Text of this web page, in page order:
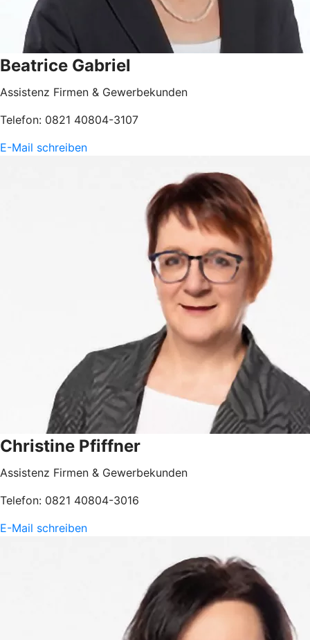
Beatrice Gabriel
Assistenz Firmen & Gewerbekunden
Telefon: 0821 40804-3107
E-Mail schreiben
Christine Pfiffner
Assistenz Firmen & Gewerbekunden
Telefon: 0821 40804-3016
E-Mail schreiben